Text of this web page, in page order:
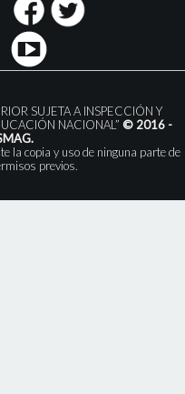
SUJETA A INSPECCIÓN Y
NACIONAL” © 2016 -
la copia y uso de ninguna parte de
previos.